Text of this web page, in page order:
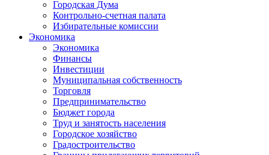
Городская Дума
Контрольно-счетная палата
Избирательные комиссии
Экономика
Экономика
Финансы
Инвестиции
Муниципальная собственность
Торговля
Предпринимательство
Бюджет города
Труд и занятость населения
Городское хозяйство
Градостроительство